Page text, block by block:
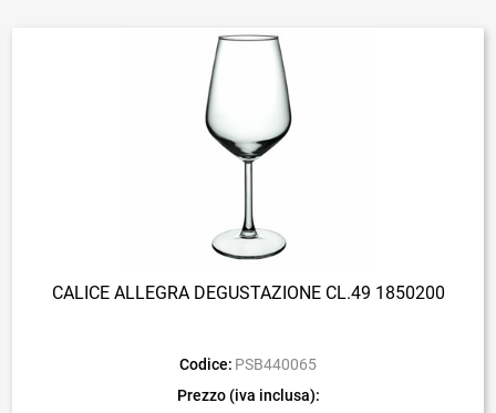
CALICE ALLEGRA DEGUSTAZIONE CL.49 1850200
Codice: PSB440065
Prezzo (iva inclusa):